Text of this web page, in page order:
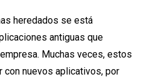
heredados se está
antiguas que
Muchas veces, estos
nuevos aplicativos, por